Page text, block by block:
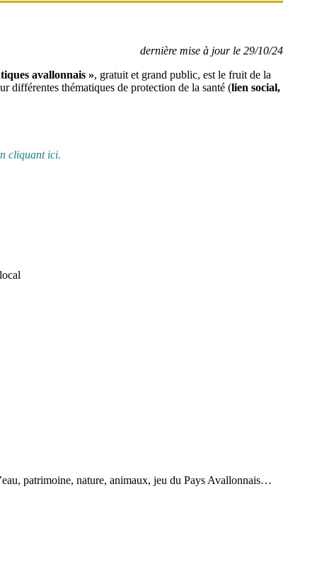
dernière mise à jour le 29/10/24
avallonnais », gratuit et grand public, est le fruit de la
différentes thématiques de protection de la santé (lien social,
cliquant ici.
patrimoine, nature, animaux, jeu du Pays Avallonnais…